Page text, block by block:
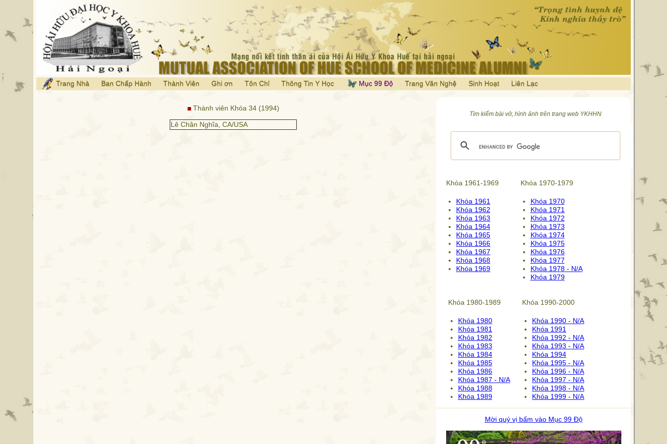
Trang Nhà Ban Chấp Hành Thành Viên Ghi ơn Tôn Chỉ Thông Tin Y Học Mục 99 Độ Trang Văn Nghệ Sinh Hoạt Liên Lạc
Thành viên Khóa 34 (1994)
Lê Chân Nghĩa, CA/USA
Tìm kiếm bài vở, hình ảnh trên trang web YKHHN
Khóa 1961-1969
Khóa 1961
Khóa 1962
Khóa 1963
Khóa 1964
Khóa 1965
Khóa 1966
Khóa 1967
Khóa 1968
Khóa 1969
Khóa 1970-1979
Khóa 1970
Khóa 1971
Khóa 1972
Khóa 1973
Khóa 1974
Khóa 1975
Khóa 1976
Khóa 1977
Khóa 1978 - N/A
Khóa 1979
Khóa 1980-1989
Khóa 1980
Khóa 1981
Khóa 1982
Khóa 1983
Khóa 1984
Khóa 1985
Khóa 1986
Khóa 1987 - N/A
Khóa 1988
Khóa 1989
Khóa 1990-2000
Khóa 1990 - N/A
Khóa 1991
Khóa 1992 - N/A
Khóa 1993 - N/A
Khóa 1994
Khóa 1995 - N/A
Khóa 1996 - N/A
Khóa 1997 - N/A
Khóa 1998 - N/A
Khóa 1999 - N/A
Mời quý vị bấm vào Mục 99 Độ